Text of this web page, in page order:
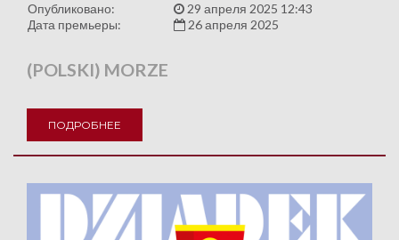
Опубликовано:
29 апреля 2025 12:43
Дата премьеры:
26 апреля 2025
(POLSKI) MORZE
ПОДРОБНЕЕ